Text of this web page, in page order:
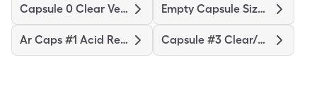
Capsule 0 Clear Veggie Empty Capsule Size 1 Veg Clear
Ar Caps #1 Acid Resistant Capsule #3 Clear/Clear Veg